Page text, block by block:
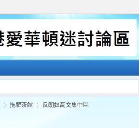
拖肥茶館 反朗奴高文集中區